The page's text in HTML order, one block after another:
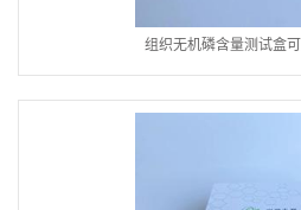
组织无机磷含量测试盒